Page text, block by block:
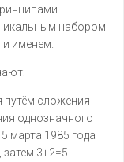
набором
и именем.
путём сложения
однозначного
марта 1985 года
3+2=5.